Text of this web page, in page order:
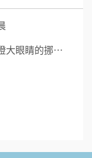
大眼睛的挪⋯